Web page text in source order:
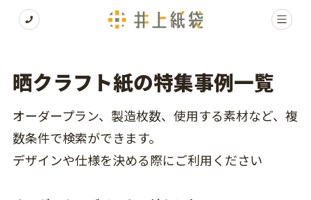
晒クラフト紙の特集事例一覧
オーダープラン、製造枚数、使用する素材など、複
数条件で検索ができます。
デザインや仕様を決める際にご利用ください